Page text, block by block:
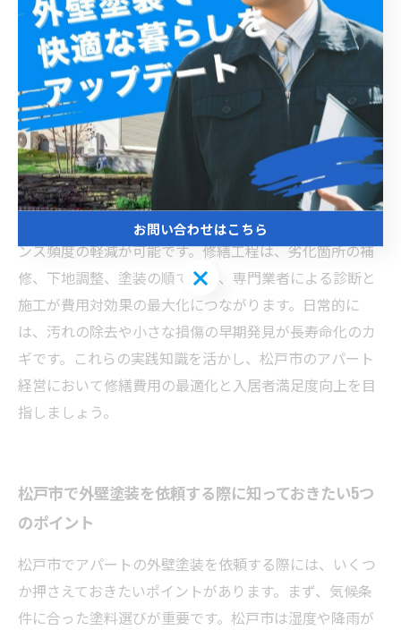
減から長期維持までの秘訣
松戸市のアパート外壁塗装と修繕では、まず外壁の劣化
サインを正確に見極めることが重要です。ひび割れやチ
ョーキング、カビ・藻の発生は早期修繕のサインであ
り、放置すると建物の耐久性低下につながります。松戸
市の湿度や気候に適応した塗料選びも欠かせません。防
カビ性や耐候性に優れたシリコン系やフッ素系塗料が推
奨されており、これにより長期的な美観維持とメンテナ
ンス頻度の軽減が可能です。修繕工程は、劣化箇所の補
修、下地調整、塗装の順で行い、専門業者による診断と
施工が費用対効果の最大化につながります。日常的に
は、汚れの除去や小さな損傷の早期発見が長寿命化のカ
ギです。これらの実践知識を活かし、松戸市のアパート
経営において修繕費用の最適化と入居者満足度向上を目
指しましょう。
松戸市で外壁塗装を依頼する際に知っておきたい5つ
のポイント
松戸市でアパートの外壁塗装を依頼する際には、いくつ
か押さえておきたいポイントがあります。まず、気候条
件に合った塗料選びが重要です。松戸市は湿度や降雨が
お問い合わせはこちら
お問い合わせはこちら